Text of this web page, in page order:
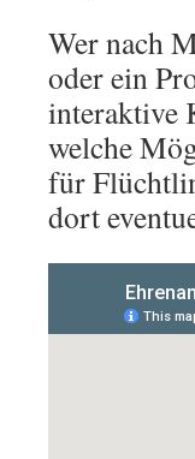
Wer nach
oder ein
interaktive
welche
für
dort